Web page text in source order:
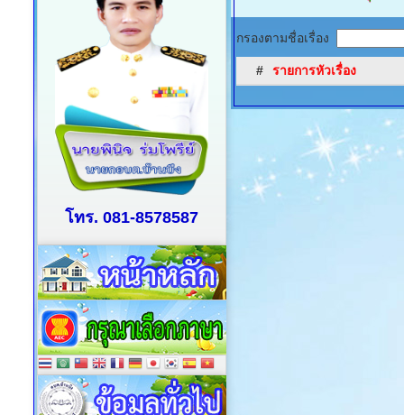
กรองตามชื่อเรื่อง
# รายการหัวเรื่อง
โทร. 081-8578587